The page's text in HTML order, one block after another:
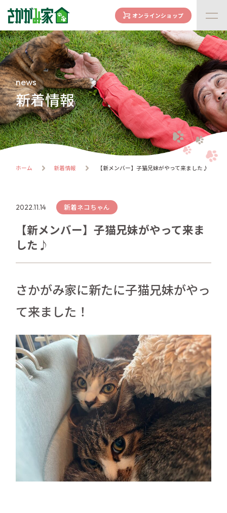
concept
さかがみ家の想い
family
家族になる前に
dogs
わんわん一覧
cats
にゃんにゃん一覧
譲渡までの流れ
ハウス紹介
online store
さかがみ家おすすめグッズ
新着情報
contact
お問い合わせ
オンラインショップ
news
新着情報
ホーム 新着情報 【新メンバー】子猫兄妹がやって来ました♪
2022.11.14 新着ネコちゃん
【新メンバー】子猫兄妹がやって来ま
した♪
さかがみ家に新たに子猫兄妹がやっ
て来ました！